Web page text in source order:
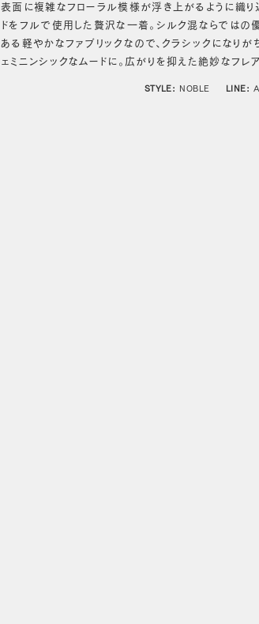
表面に複雑なフローラル模様が浮き上がるように織り
ドをフルで使用した贅沢な一着。シルク混ならではの
ある軽やかなファブリックなので、クラシックになり
ェミニンシックなムードに。広がりを抑えた絶妙なフレ
STYLE: NOBLE LINE: